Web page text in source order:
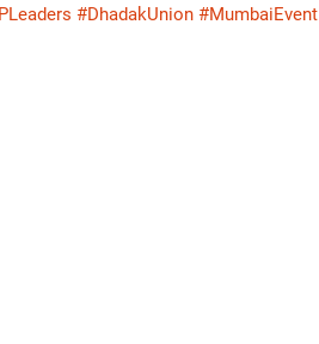
#DhadakUnion #MumbaiEvent